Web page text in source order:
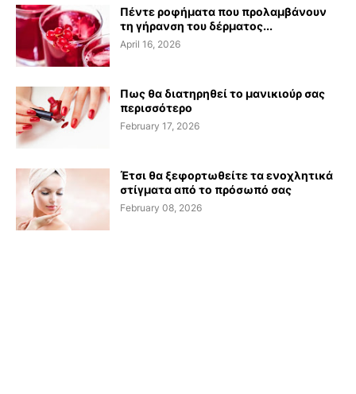
Πέντε ροφήματα που προλαμβάνουν
τη γήρανση του δέρματος...
April 16, 2026
Πως θα διατηρηθεί το μανικιούρ σας
περισσότερο
February 17, 2026
Έτσι θα ξεφορτωθείτε τα ενοχλητικά
στίγματα από το πρόσωπό σας
February 08, 2026